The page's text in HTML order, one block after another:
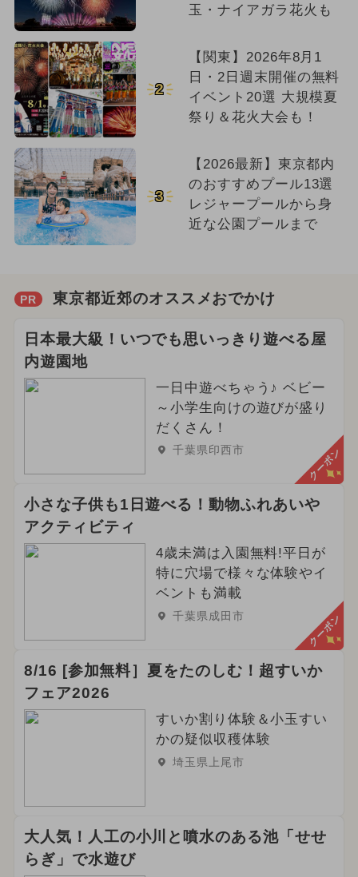
玉・ナイアガラ花火も
2
【関東】2026年8月1
日・2日週末開催の無料
イベント20選 大規模夏
祭り＆花火大会も！
3
【2026最新】東京都内
のおすすめプール13選
レジャープールから身
近な公園プールまで
PR 東京都近郊のオススメおでかけ
日本最大級！いつでも思いっきり遊べる屋
内遊園地
一日中遊べちゃう♪ ベビー
～小学生向けの遊びが盛り
だくさん！
千葉県印西市 クーポン
小さな子供も1日遊べる！動物ふれあいや
アクティビティ
4歳未満は入園無料!平日が
特に穴場で様々な体験やイ
ベントも満載
千葉県成田市 クーポン
8/16 [参加無料］夏をたのしむ！超すいか
フェア2026
すいか割り体験＆小玉すい
かの疑似収穫体験
埼玉県上尾市
大人気！人工の小川と噴水のある池「せせ
らぎ」で水遊び